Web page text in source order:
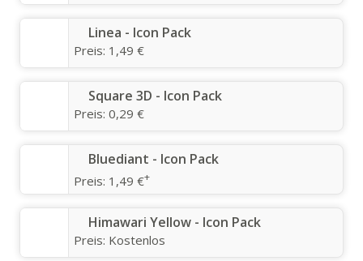
Linea - Icon Pack
Preis: 1,49 €
Square 3D - Icon Pack
Preis: 0,29 €
Bluediant - Icon Pack
Preis: 1,49 €+
Himawari Yellow - Icon Pack
Preis: Kostenlos